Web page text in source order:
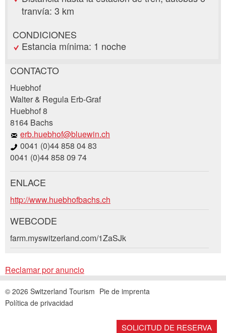
tranvía: 3 km
CONDICIONES
Estancia mínima: 1 noche
Reclamar por anuncio
Su regeneración es muy apreciada!
Comentarios generales
Entrada no válida
Entrada incompleta
Nachricht
Recomiende este anuncio a sus amigos.
* Entrada obligatoria
Cerrar
SOLICITUD DE RESERVA
CONTACTO
Huebhof
Walter & Regula Erb-Graf
Huebhof 8
8164 Bachs
erb.huebhof@bluewin.ch
0041 (0)44 858 04 83
0041 (0)44 858 09 74
Solicitud de reserva
Llegada *
lu ma mi ju vi sá
do
27
28
7 8 9
AGOSTO 2026
lu ma
31 1 2
ENLACE
http://www.huebhofbachs.ch
WEBCODE
farm.myswitzerland.com/1ZaSJk
Reclamar por anuncio
© 2026 Switzerland Tourism Pie de imprenta
Política de privacidad